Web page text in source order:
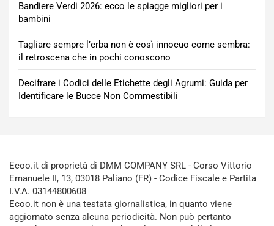
Bandiere Verdi 2026: ecco le spiagge migliori per i
bambini
Tagliare sempre l’erba non è così innocuo come sembra:
il retroscena che in pochi conoscono
Decifrare i Codici delle Etichette degli Agrumi: Guida per
Identificare le Bucce Non Commestibili
Ecoo.it di proprietà di DMM COMPANY SRL - Corso Vittorio
Emanuele II, 13, 03018 Paliano (FR) - Codice Fiscale e Partita
I.V.A. 03144800608
Ecoo.it non è una testata giornalistica, in quanto viene
aggiornato senza alcuna periodicità. Non può pertanto